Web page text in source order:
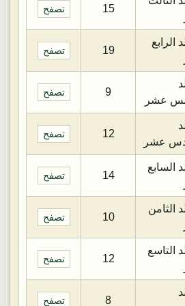
15 تصفح
الرابع
19 تصفح
عشر
9 تصفح
عشر
12 تصفح
السابع
14 تصفح
الثامن
10 تصفح
التاسع
12 تصفح
8 تصفح